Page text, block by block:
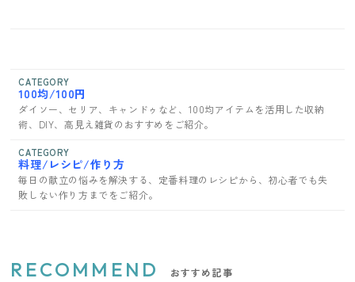
CATEGORY
100均/100円
ダイソー、セリア、キャンドゥなど、100均アイテムを活用した収納
術、DIY、高見え雑貨のおすすめをご紹介。
CATEGORY
料理/レシピ/作り方
毎日の献立の悩みを解決する、定番料理のレシピから、初心者でも失
敗しない作り方までをご紹介。
RECOMMEND おすすめ記事